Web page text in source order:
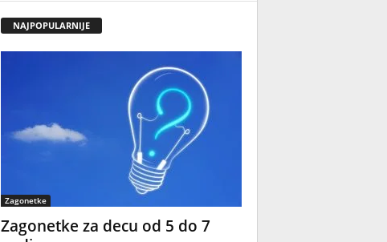
NAJPOPULARNIJE
Zagonetke
Zagonetke za decu od 5 do 7